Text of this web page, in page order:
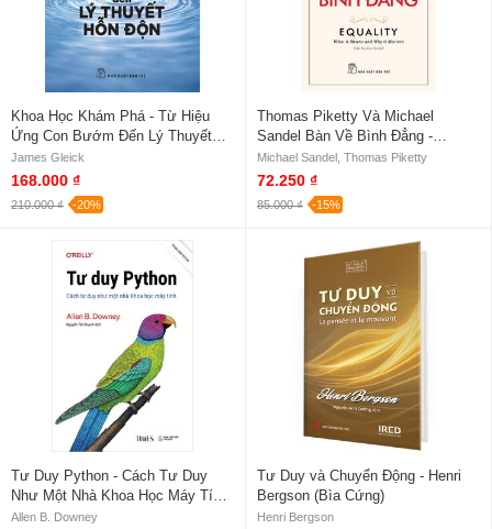
Khoa Học Khám Phá - Từ Hiệu
Ứng Con Bướm Đến Lý Thuyết
Hỗn Độn - James Gleick
James Gleick
168.000 ₫
210.000 ₫ -20%
Thomas Piketty Và Michael
Sandel Bàn Về Bình Đẳng -
Michael Sandel, Thomas Piketty
Michael Sandel, Thomas Piketty
72.250 ₫
85.000 ₫ -15%
Tư Duy Python - Cách Tư Duy
Như Một Nhà Khoa Học Máy Tính
- Allen B. Downey
Allen B. Downey
Tư Duy và Chuyển Động - Henri
Bergson (Bìa Cứng)
Henri Bergson